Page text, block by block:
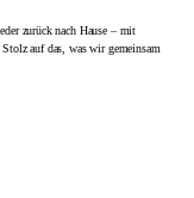
zurück nach Hause – mit
auf das, was wir gemeinsam